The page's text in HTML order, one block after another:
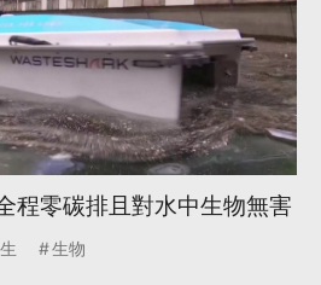
程零碳排且對水中生物無害
生物